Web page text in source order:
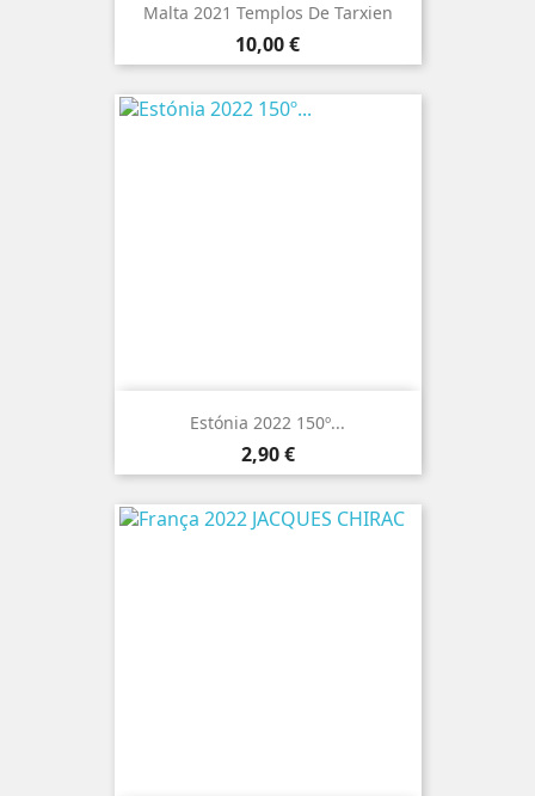
Malta 2021 Templos De Tarxien
Preço
10,00 €
Estónia 2022 150º...
Preço
2,90 €